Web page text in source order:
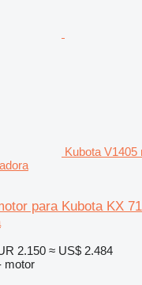
Kubota V1405
para Kubota KX
2.150 ≈ US$ 2.484
motor